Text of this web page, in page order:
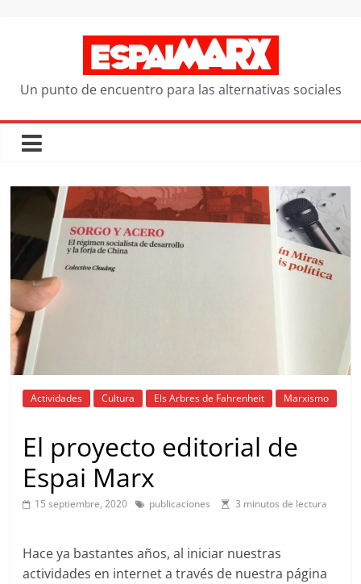
Un punto de encuentro para las alternativas sociales
Actividades Cultura Els Arbres de Fahrenheit Marxismo
El proyecto editorial de
Espai Marx
15 septiembre, 2020 publicaciones 3 minutos de lectura
Hace ya bastantes años, al iniciar nuestras
actividades en internet a través de nuestra página